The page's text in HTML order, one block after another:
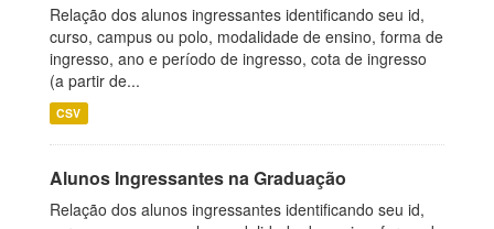
Relação dos alunos ingressantes identificando seu id,
curso, campus ou polo, modalidade de ensino, forma de
ingresso, ano e período de ingresso, cota de ingresso
(a partir de...
CSV
Alunos Ingressantes na Graduação
Relação dos alunos ingressantes identificando seu id,